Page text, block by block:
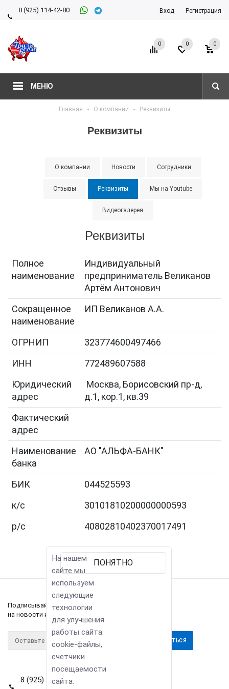
8 (925) 114-42-80
Вход Регистрация
МЕНЮ
0 0
0
Главная - О компании - Реквизиты
Реквизиты
О компании Новости Сотрудники
Отзывы Реквизиты Мы на Youtube
Видеогалерея
Реквизиты
Полное
наименование
Индивидуальный
предприниматель Великанов
Артём Антонович
Сокращенное
наименование
ИП Великанов А.А.
ОГРНИП
323774600497466
ИНН
772489607588
Юридический
адрес
Москва, Борисовский пр-д,
д.1, кор.1, кв.39
Фактический
адрес
Наименование
банка
АО "АЛЬФА-БАНК"
БИК
044525593
к/с
30101810200000000593
р/с
40802810402370017491
Подписывайтесь
на новости и акции
8 (925) 114-42-80
ПОНЯТНО
На нашем
сайте мы
используем
следующие
технологии
для улучшения
работы сайта:
cookie-файлы,
счетчики
посещаемости
сайта.